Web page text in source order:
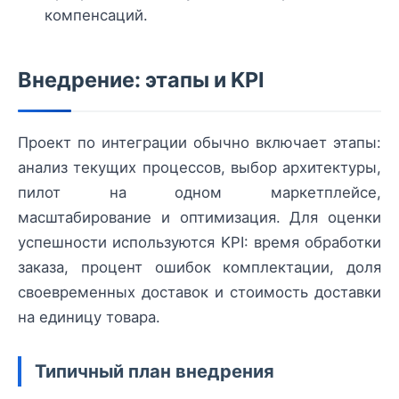
компенсаций.
Внедрение: этапы и KPI
Проект по интеграции обычно включает этапы:
анализ текущих процессов, выбор архитектуры,
пилот на одном маркетплейсе,
масштабирование и оптимизация. Для оценки
успешности используются KPI: время обработки
заказа, процент ошибок комплектации, доля
своевременных доставок и стоимость доставки
на единицу товара.
Типичный план внедрения